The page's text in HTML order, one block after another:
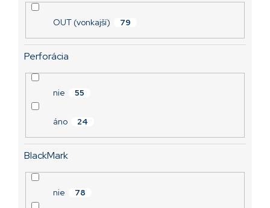
OUT (vonkajší) 79
Perforácia
nie 55
áno 24
BlackMark
nie 78